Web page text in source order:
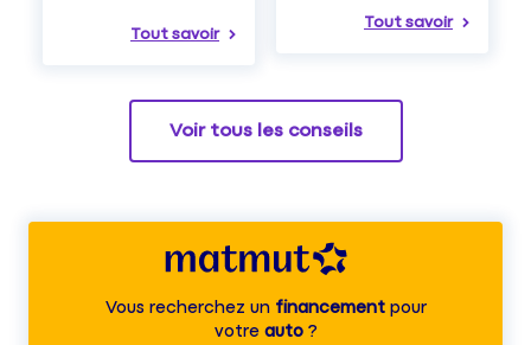
Tout savoir
Tout savoir
Voir tous les conseils
Vous recherchez unfinancementpour
votre auto?